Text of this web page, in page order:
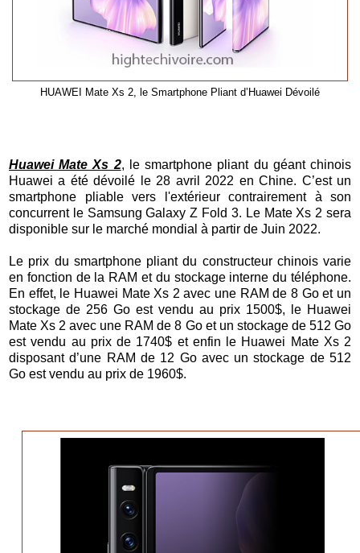
HUAWEI Mate Xs 2, le Smartphone Pliant d’Huawei Dévoilé
Huawei Mate Xs 2, le smartphone pliant du géant chinois
Huawei a été dévoilé le 28 avril 2022 en Chine. C’est un
smartphone pliable vers l'extérieur contrairement à son
concurrent le Samsung Galaxy Z Fold 3. Le Mate Xs 2 sera
disponible sur le marché mondial à partir de Juin 2022.
Le prix du smartphone pliant du constructeur chinois varie
en fonction de la RAM et du stockage interne du téléphone.
En effet, le Huawei Mate Xs 2 avec une RAM de 8 Go et un
stockage de 256 Go est vendu au prix 1500$, le Huawei
Mate Xs 2 avec une RAM de 8 Go et un stockage de 512 Go
est vendu au prix de 1740$ et enfin le Huawei Mate Xs 2
disposant d’une RAM de 12 Go avec un stockage de 512
Go est vendu au prix de 1960$.